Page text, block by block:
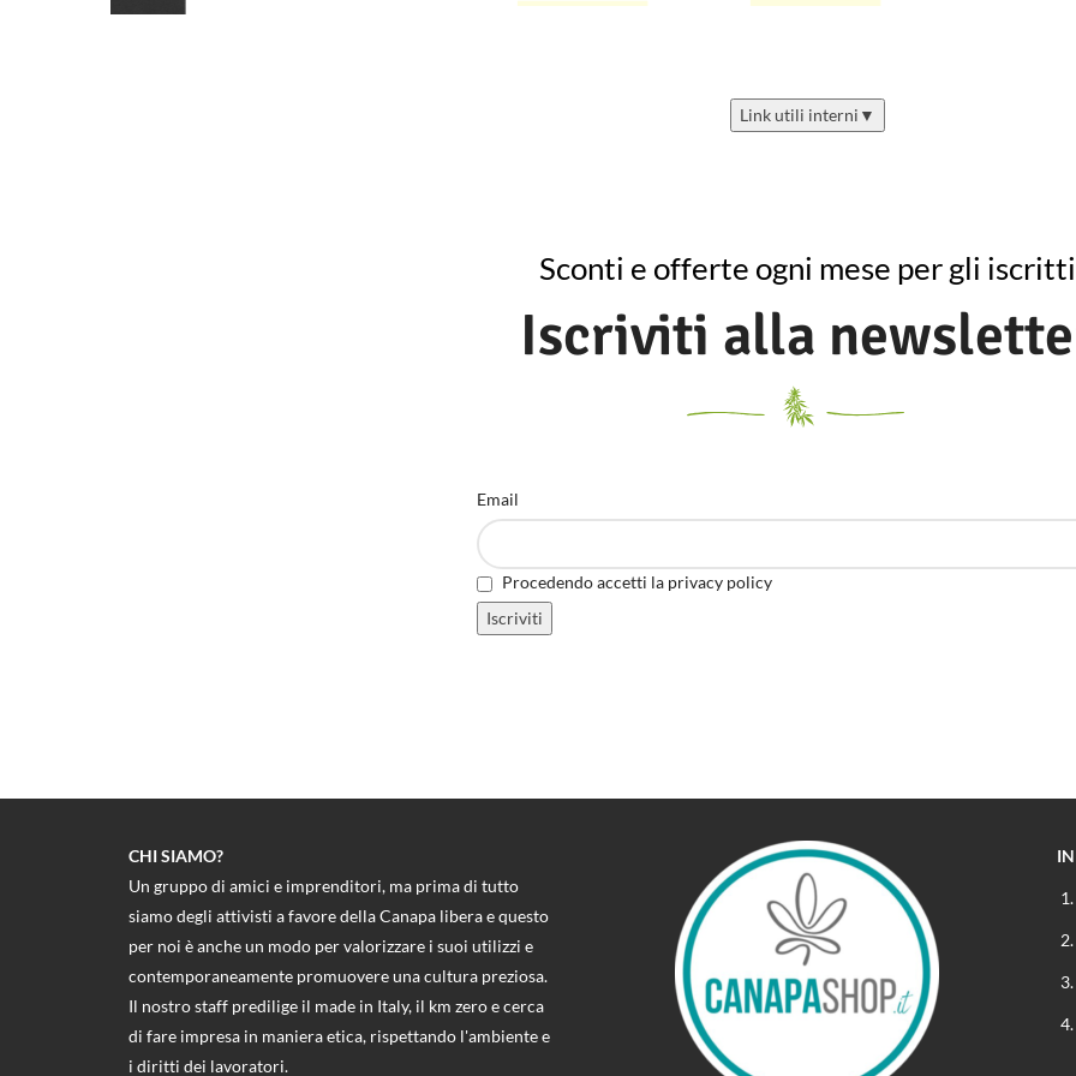
Link utili interni ▼
Sconti e offerte ogni mese per gli iscritti
Iscriviti alla
Email
Procedendo accetti la privacy policy
CHI SIAMO?
Un gruppo di amici e imprenditori, ma prima di tutto
siamo degli attivisti a favore della Canapa libera e questo
per noi è anche un modo per valorizzare i suoi utilizzi e
contemporaneamente promuovere una cultura preziosa.
Il nostro staff predilige il made in Italy, il km zero e cerca
di fare impresa in maniera etica, rispettando l'ambiente e
i diritti dei lavoratori.